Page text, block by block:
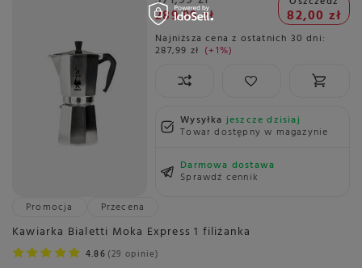
289,99 zł 82,00 zł
Najniższa cena z ostatnich 30 dni:
287,99 zł +1%
Wysyłkajeszcze dzisiaj
Towar dostępny w magazynie
Darmowa dostawa
Sprawdź cennik
Promocja
Przecena
Kawiarka Bialetti Moka Express 1 filiżanka
4.86 29 opinie